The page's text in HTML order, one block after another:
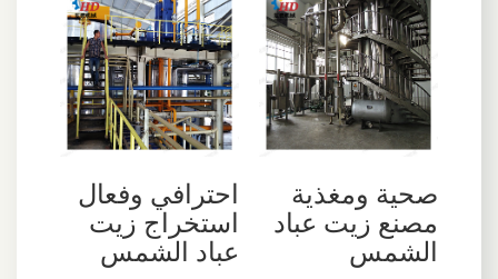
صحية ومغذية
مصنع زيت عباد
الشمس
احترافي وفعال
استخراج زيت
عباد الشمس